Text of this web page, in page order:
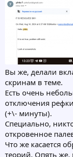
Вы же, делали
скринам в теме.
Есть очень
отключения
(+\- минуты).
Специально,
откровенное
Что же касается
теорий. Опять